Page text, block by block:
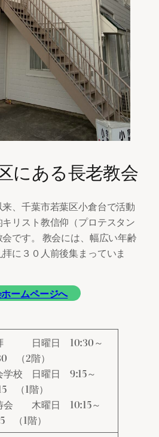
にある長老教会
、千葉市若葉区小倉台で活動
リスト教信仰（プロテスタン
です。 教会には、幅広い年齢
に３０人前後集まっていま
ームページへ
日曜日 10:30～
（2階）
学校 日曜日 9:15～
（1階）
会 木曜日 10:15～
（1階）